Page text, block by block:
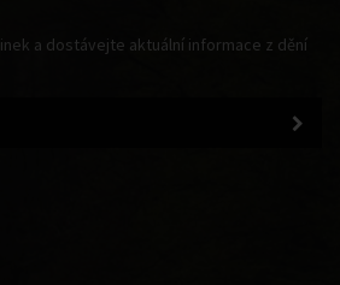
a dostávejte aktuální informace z dění